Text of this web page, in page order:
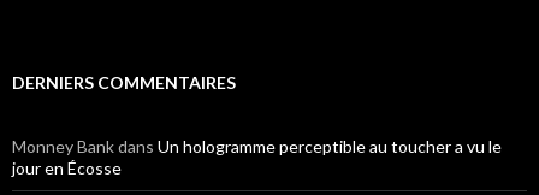
DERNIERS COMMENTAIRES
Monney Bankdans Un hologramme perceptible au toucher a vu le
jour en Écosse